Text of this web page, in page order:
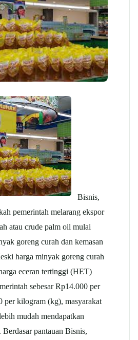
Bisnis,
pemerintah melarang ekspor
atau crude palm oil mulai
goreng curah dan kemasan
harga minyak goreng curah
eceran tertinggi (HET)
sebesar Rp14.000 per
per kilogram (kg), masyarakat
mudah mendapatkan
pantauan Bisnis,